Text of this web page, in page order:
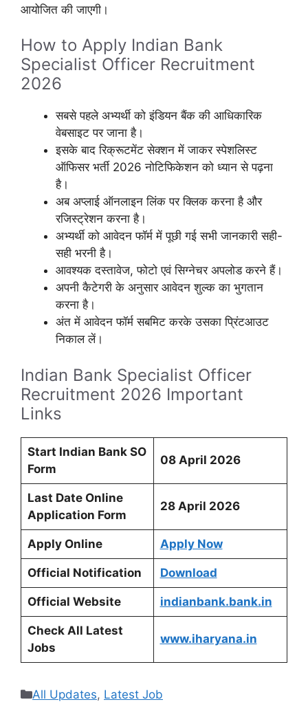
आयोजित की जाएगी।
How to Apply Indian Bank
Specialist Officer Recruitment
2026
सबसे पहले अभ्यर्थी को इंडियन बैंक की आधिकारिक
वेबसाइट पर जाना है।
इसके बाद रिक्रूटमेंट सेक्शन में जाकर स्पेशलिस्ट
ऑफिसर भर्ती 2026 नोटिफिकेशन को ध्यान से पढ़ना
है।
अब अप्लाई ऑनलाइन लिंक पर क्लिक करना है और
रजिस्ट्रेशन करना है।
अभ्यर्थी को आवेदन फॉर्म में पूछी गई सभी जानकारी सही-
सही भरनी है।
आवश्यक दस्तावेज, फोटो एवं सिग्नेचर अपलोड करने हैं।
अपनी कैटेगरी के अनुसार आवेदन शुल्क का भुगतान
करना है।
अंत में आवेदन फॉर्म सबमिट करके उसका प्रिंटआउट
निकाल लें।
Indian Bank Specialist Officer
Recruitment 2026 Important
Links
Start Indian Bank SO
Form
08 April 2026
Last Date Online
Application Form
28 April 2026
Apply Online Apply Now
Official Notification Download
Official Website indianbank.bank.in
Check All Latest
Jobs
www.iharyana.in
Categories
All Updates, Latest Job